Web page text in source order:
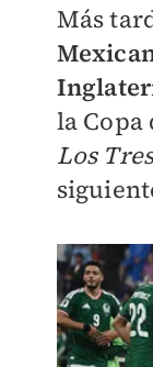
Más
la
Los